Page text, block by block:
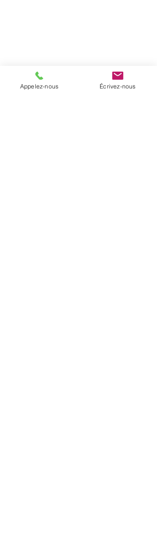
Appelez-nous Écrivez-nous